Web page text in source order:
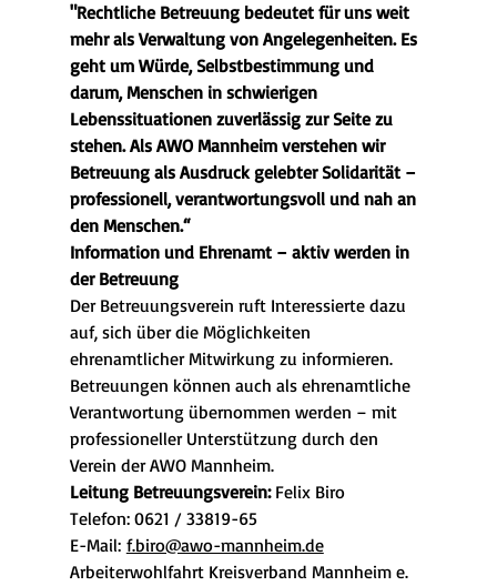
"Rechtliche Betreuung bedeutet für uns weit
mehr als Verwaltung von Angelegenheiten. Es
geht um Würde, Selbstbestimmung und
darum, Menschen in schwierigen
Lebenssituationen zuverlässig zur Seite zu
stehen. Als AWO Mannheim verstehen wir
Betreuung als Ausdruck gelebter Solidarität –
professionell, verantwortungsvoll und nah an
den Menschen.“
Information und Ehrenamt – aktiv werden in
der Betreuung
Der Betreuungsverein ruft Interessierte dazu
auf, sich über die Möglichkeiten
ehrenamtlicher Mitwirkung zu informieren.
Betreuungen können auch als ehrenamtliche
Verantwortung übernommen werden – mit
professioneller Unterstützung durch den
Verein der AWO Mannheim.
Leitung Betreuungsverein: Felix Biro
Telefon: 0621 / 33819-65
E-Mail: f.biro@awo-mannheim.de
Arbeiterwohlfahrt Kreisverband Mannheim e.